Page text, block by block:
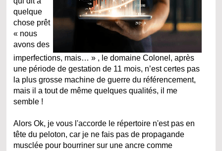
quelque
chose prêt
« nous
avons des
imperfections, mais… » , le domaine Colonel, après
une période de gestation de 11 mois, n’est certes pas
la plus grosse machine de guerre du référencement,
mais il a tout de même quelques qualités, il me
semble !
Alors Ok, je vous l'accorde le répertoire n'est pas en
tête du peloton, car je ne fais pas de propagande
musclée pour bourriner sur une ancre comme